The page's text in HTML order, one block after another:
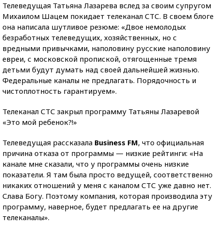
Телеведущая Татьяна Лазарева вслед за своим супругом
Михаилом Шацем покидает телеканал СТС. В своем блоге
она написала шутливое резюме: «Двое немолодых
безработных телеведущих, хозяйственных, но с
вредными привычками, наполовину русские наполовину
евреи, с московской пропиской, отягощенные тремя
детьми будут думать над своей дальнейшей жизнью.
Федеральные каналы не предлагать. Порядочность и
чистоплотность гарантируем».
Телеканал СТС закрыл программу Татьяны Лазаревой
«Это мой ребенок?!»
Телеведущая рассказала Business FM, что официальная
причина отказа от программы — низкие рейтинги: «На
канале мне сказали, что у программы очень низкие
показатели. Я там была просто ведущей, соответственно
никаких отношений у меня с каналом СТС уже давно нет.
Слава Богу. Поэтому компания, которая производила эту
программу, наверное, будет предлагать ее на другие
телеканалы».